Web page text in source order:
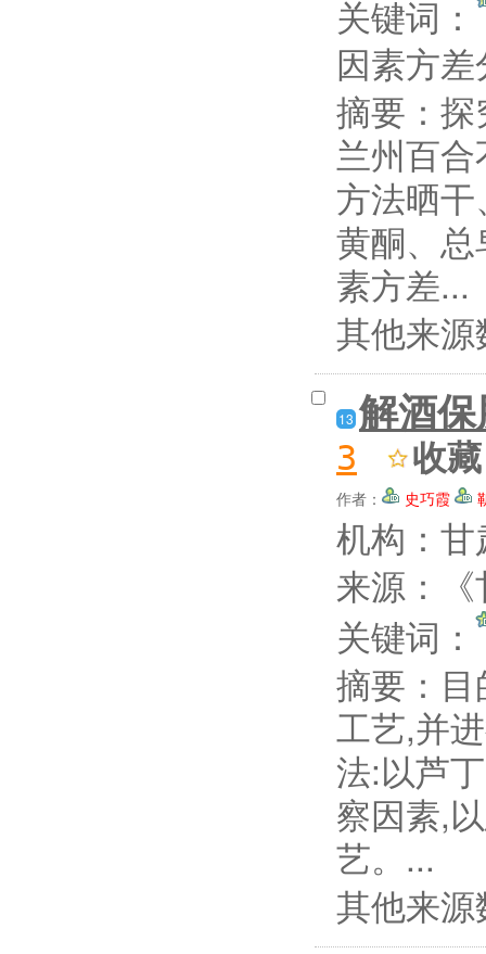
关键词：
因素方
摘要： 探
兰州百
方法晒
黄酮、
素方差...
其他来
13 解酒
3 收藏
作者： 史巧霞
机构：
来源：
关键词：
摘要：
工艺,并
法:以芦
察因素,
艺。...
其他来